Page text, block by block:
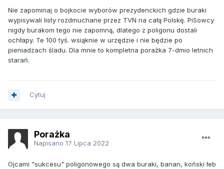
Nie zapominaj o bojkocie wyborów prezydenckich gdzie buraki
wypisywali listy rozdmuchane przez TVN na całą Polskę. PiSowcy
nigdy burakom tego nie zapomną, dlatego z poligonu dostali
ochłapy. Te 100 tyś. wsiąknie w urzędzie i nie będzie po
pieniadzach śladu. Dla mnie to kompletna porażka 7-dmio letnich
starań.
Cytuj
Porażka
Napisano 17 Lipca 2022
Ojcami "sukcesu" poligonowego są dwa buraki, banan, koński łeb